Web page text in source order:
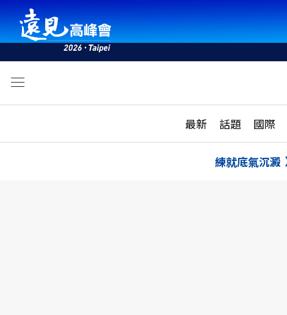
最新 話題 國際
活動
話題
練就底氣沉澱